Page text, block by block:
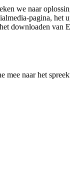
we naar
pagina, het
downloaden van
mee naar het